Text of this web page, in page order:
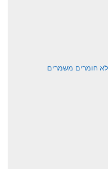
חומרים משמרים